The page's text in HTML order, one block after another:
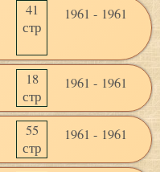
41
стр
1961 - 1961
18
стр
1961 - 1961
55
стр
1961 - 1961